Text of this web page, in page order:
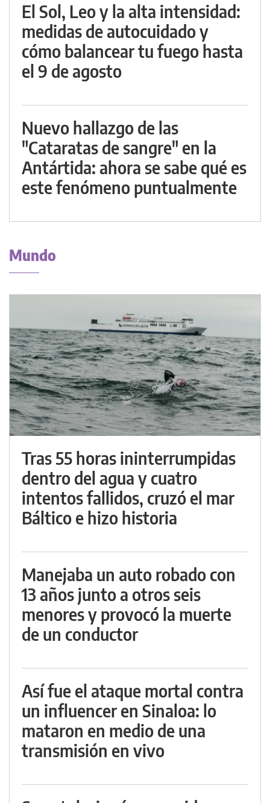
El Sol, Leo y la alta intensidad:
medidas de autocuidado y
cómo balancear tu fuego hasta
el 9 de agosto
Nuevo hallazgo de las
"Cataratas de sangre" en la
Antártida: ahora se sabe qué es
este fenómeno puntualmente
Mundo
Tras 55 horas ininterrumpidas
dentro del agua y cuatro
intentos fallidos, cruzó el mar
Báltico e hizo historia
Manejaba un auto robado con
13 años junto a otros seis
menores y provocó la muerte
de un conductor
Así fue el ataque mortal contra
un influencer en Sinaloa: lo
mataron en medio de una
transmisión en vivo